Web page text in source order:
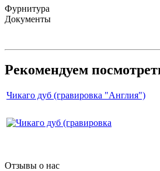
Фурнитура
Документы
Рекомендуем
Чикаго дуб (гравировка "Англия")
Отзывы о нас